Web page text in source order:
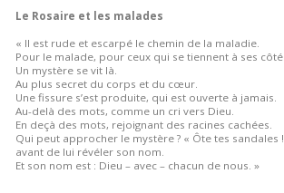
Le Rosaire et les malades
« Il est rude et escarpé le chemin de la maladie.
Pour le malade, pour ceux qui se tiennent à ses
Un mystère se vit là.
Au plus secret du corps et du cœur.
Une fissure s’est produite, qui est ouverte à jamais.
Au-delà des mots, comme un cri vers Dieu.
En deçà des mots, rejoignant des racines cachées.
Qui peut approcher le mystère ? « Ôte tes sandales
avant de lui révéler son nom.
Et son nom est : Dieu – avec – chacun de nous. »